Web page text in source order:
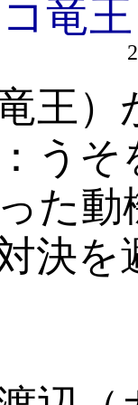
竜
王
う
た
決